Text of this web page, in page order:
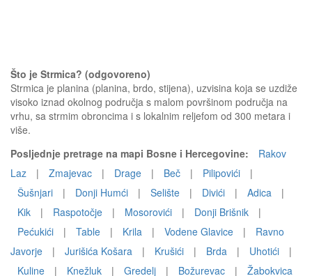
Što je Strmica? (odgovoreno)
Strmica je planina (planina, brdo, stijena), uzvisina koja se uzdiže
visoko iznad okolnog područja s malom površinom područja na
vrhu, sa strmim obroncima i s lokalnim reljefom od 300 metara i
više.
Posljednje pretrage na mapi Bosne i Hercegovine:
Rakov
Laz
| Zmajevac | Drage | Beč | Pilipovići
|
Šušnjari
| Donji Humći | Selište | Divići | Adica
|
Kik
| Raspotočje | Mosorovići | Donji Brišnik
|
Pećukići
| Table | Krila | Vodene Glavice |
Ravno
Javorje
| Jurišića Košara | Krušići | Brda | Uhotići
|
Kuline
| Knežluk | Gredelj | Božurevac | Žabokvica